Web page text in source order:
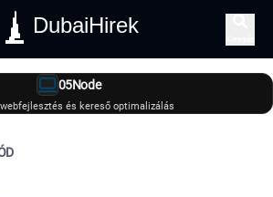
DubaiHirek
05Node
és kereső optimalizálás